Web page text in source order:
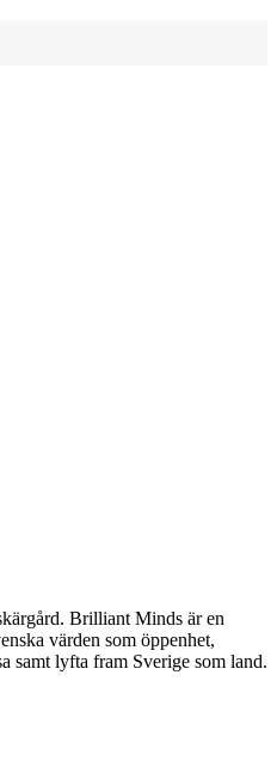
Brilliant Minds är en
värden som öppenhet,
samt lyfta fram Sverige som land.